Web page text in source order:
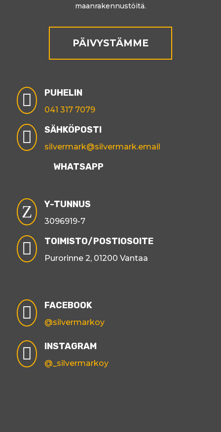
maanrakennustöitä.
PÄIVYSTÄMME
 PUHELIN
041 317 7079
 SÄHKÖPOSTI
silvermark@silvermark.email
WHATSAPP
Z Y-TUNNUS
3096919-7
 TOIMISTO/POSTIOSOITE
Purorinne 2, 01200 Vantaa
 FACEBOOK
@silvermarkoy
 INSTAGRAM
@_silvermarkoy